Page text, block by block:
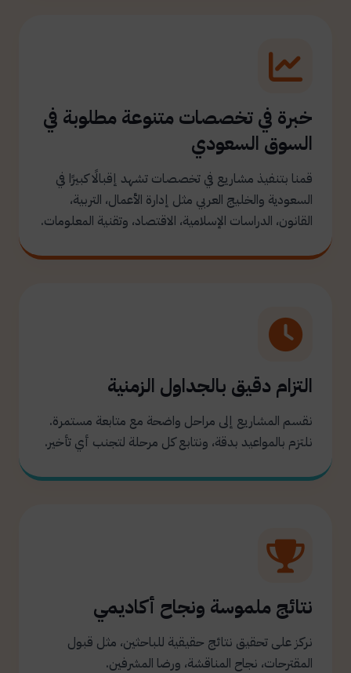
خبرة في تخصصات متنوعة مطلوبة في
السوق السعودي
قمنا بتنفيذ مشاريع في تخصصات تشهد إقبالًا كبيرًا في
السعودية والخليج العربي مثل إدارة الأعمال، التربية،
القانون، الدراسات الإسلامية، الاقتصاد، وتقنية المعلومات.
التزام دقيق بالجداول الزمنية
نقسم المشاريع إلى مراحل واضحة مع متابعة مستمرة.
نلتزم بالمواعيد بدقة، ونتابع كل مرحلة لتجنب أي تأخير.
نتائج ملموسة ونجاح أكاديمي
نركز على تحقيق نتائج حقيقية للباحثين، مثل قبول
المقترحات، نجاح المناقشة، ورضا المشرفين.